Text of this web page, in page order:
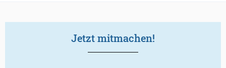
Jetzt mitmachen!